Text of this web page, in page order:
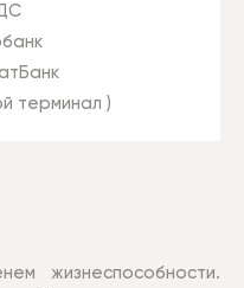
терминал )
жизнеспособности.